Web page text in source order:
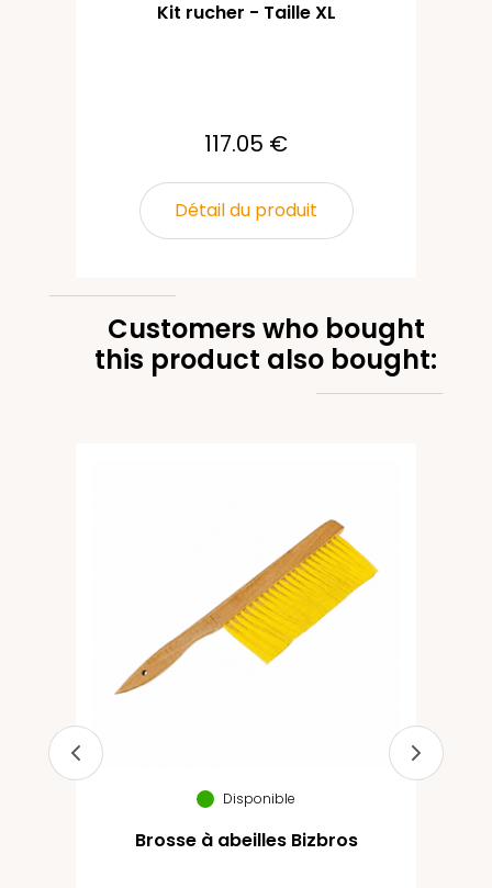
Kit rucher - Taille XL
117.05 €
Détail du produit
Customers who bought
this product also bought:
Disponible
Brosse à abeilles Bizbros